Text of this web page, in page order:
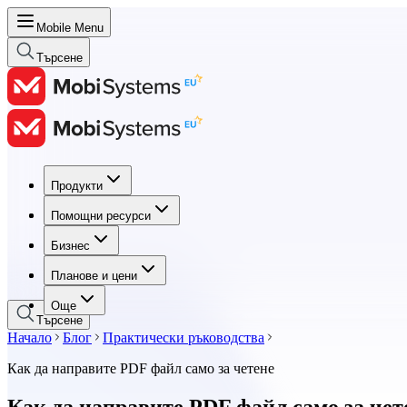
Mobile Menu
Търсене
Продукти
Помощни ресурси
Бизнес
Планове и цени
Още
Продукти
Помощни ресурси
Бизнес
Планове и цени
Търсене
Начало Блог
Практически ръководства
Как да направите PDF файл само за четене